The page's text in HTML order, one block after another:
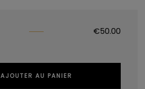
€50.00
AJOUTER AU PANIER